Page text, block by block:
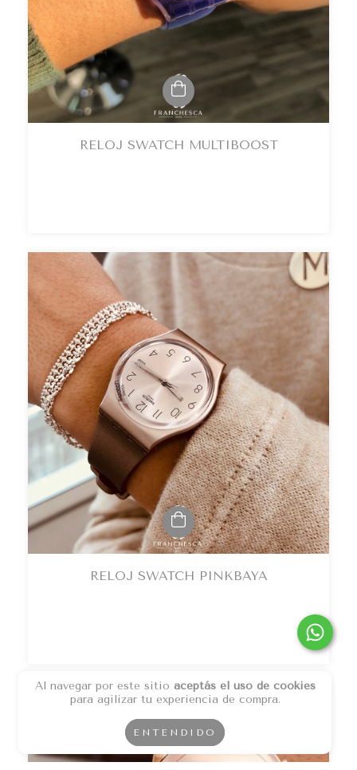
Al navegar por este sitio aceptás el uso de cookies
para agilizar tu experiencia de compra.
ENTENDIDO
RELOJ SWATCH MULTIBOOST
RELOJ SWATCH PINKBAYA